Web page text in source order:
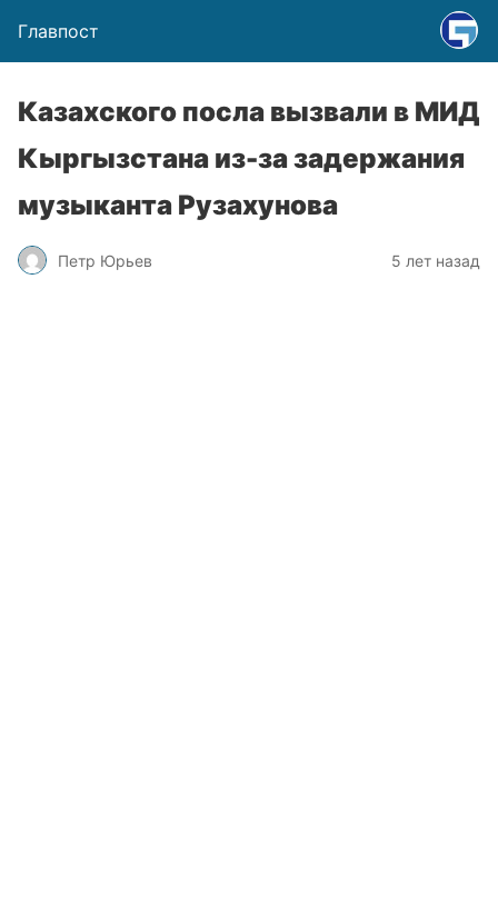
Главпост
Казахского посла вызвали в МИД
Кыргызстана из-за задержания
музыканта Рузахунова
Петр Юрьев 5 лет назад